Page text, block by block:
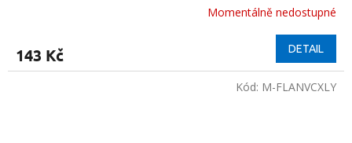
Momentálně nedostupné
143 Kč DETAIL
Kód: M-FLANVCXLY